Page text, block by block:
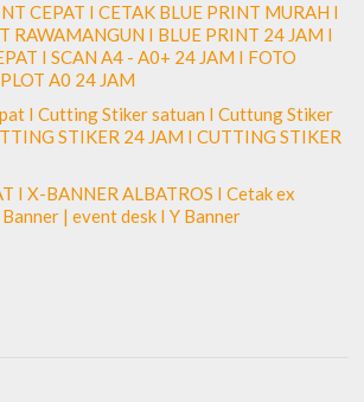
CEPAT I CETAK BLUE PRINT MURAH I
RAWAMANGUN I BLUE PRINT 24 JAM I
I SCAN A4 - A0+ 24 JAM I FOTO
A0 24 JAM
I Cutting Stiker satuan I Cuttung Stiker
STIKER 24 JAM I CUTTING STIKER
I X-BANNER ALBATROS I Cetak ex
| event desk I Y Banner